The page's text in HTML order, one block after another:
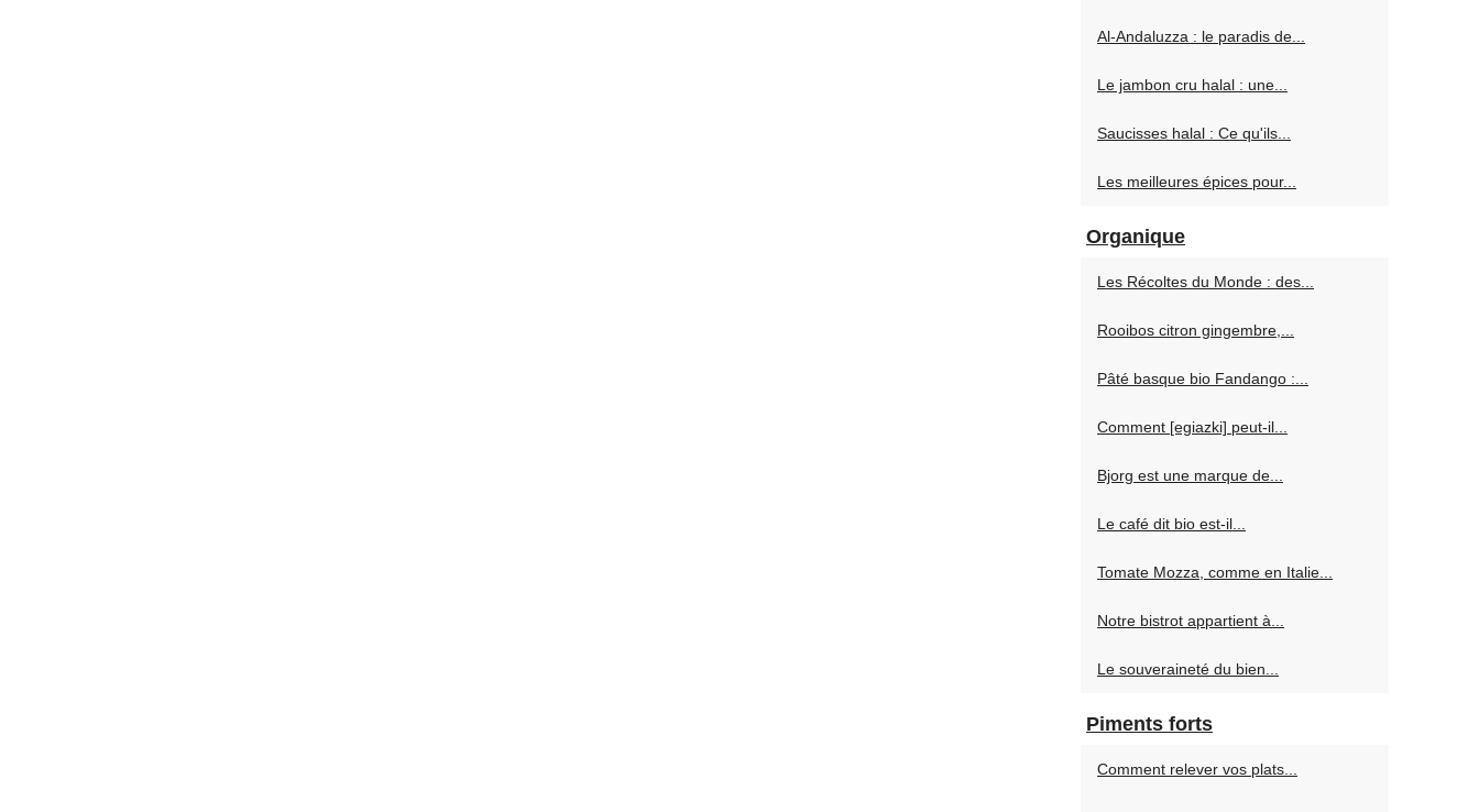
Al-Andaluzza : le paradis de...
Le jambon cru halal : une...
Saucisses halal : Ce qu'ils...
Les meilleures épices pour...
Organique
Les Récoltes du Monde : des...
Rooibos citron gingembre,...
Pâté basque bio Fandango :...
Comment [egiazki] peut-il...
Bjorg est une marque de...
Le café dit bio est-il...
Tomate Mozza, comme en Italie...
Notre bistrot appartient à...
Le souveraineté du bien...
Piments forts
Comment relever vos plats...